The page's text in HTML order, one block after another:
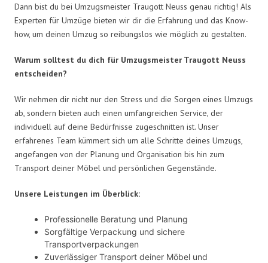
Dann bist du bei Umzugsmeister Traugott Neuss genau richtig! Als
Experten für Umzüge bieten wir dir die Erfahrung und das Know-
how, um deinen Umzug so reibungslos wie möglich zu gestalten.
Warum solltest du dich für Umzugsmeister Traugott Neuss
entscheiden?
Wir nehmen dir nicht nur den Stress und die Sorgen eines Umzugs
ab, sondern bieten auch einen umfangreichen Service, der
individuell auf deine Bedürfnisse zugeschnitten ist. Unser
erfahrenes Team kümmert sich um alle Schritte deines Umzugs,
angefangen von der Planung und Organisation bis hin zum
Transport deiner Möbel und persönlichen Gegenstände.
Unsere Leistungen im Überblick:
Professionelle Beratung und Planung
Sorgfältige Verpackung und sichere
Transportverpackungen
Zuverlässiger Transport deiner Möbel und